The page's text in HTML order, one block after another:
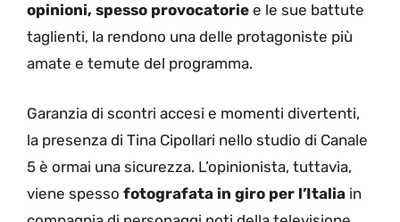
opinioni, spesso provocatorie e le sue battute
taglienti, la rendono una delle protagoniste più
amate e temute del programma.
Garanzia di scontri accesi e momenti divertenti,
la presenza di Tina Cipollari nello studio di Canale
5 è ormai una sicurezza. L’opinionista, tuttavia,
viene spesso fotografata in giro per l’Italia in